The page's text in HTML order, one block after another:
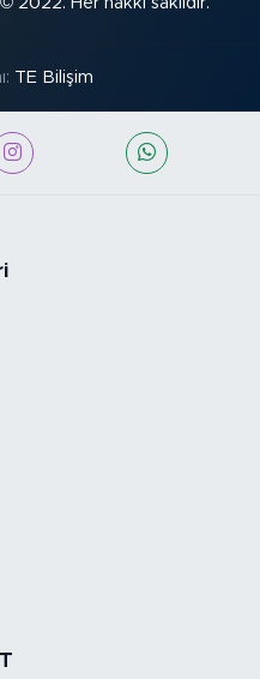
TE Bilişim